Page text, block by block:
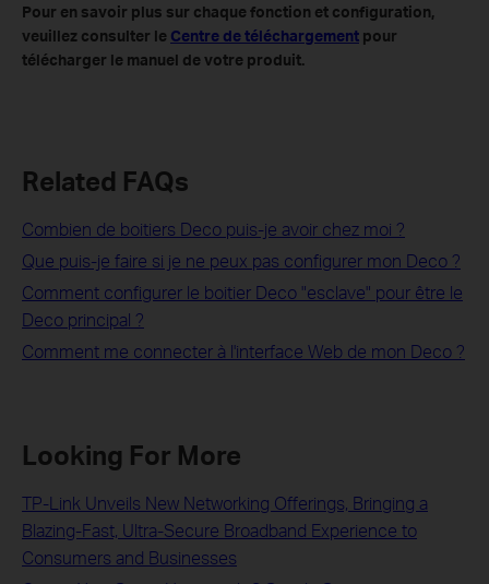
Pour en savoir plus sur chaque fonction et configuration,
veuillez consulter le Centre de téléchargement pour
télécharger le manuel de votre produit.
Related FAQs
Combien de boitiers Deco puis-je avoir chez moi ?
Que puis-je faire si je ne peux pas configurer mon Deco ?
Comment configurer le boitier Deco "esclave" pour être le
Deco principal ?
Comment me connecter à l'interface Web de mon Deco ?
Looking For More
TP-Link Unveils New Networking Offerings, Bringing a
Blazing-Fast, Ultra-Secure Broadband Experience to
Consumers and Businesses